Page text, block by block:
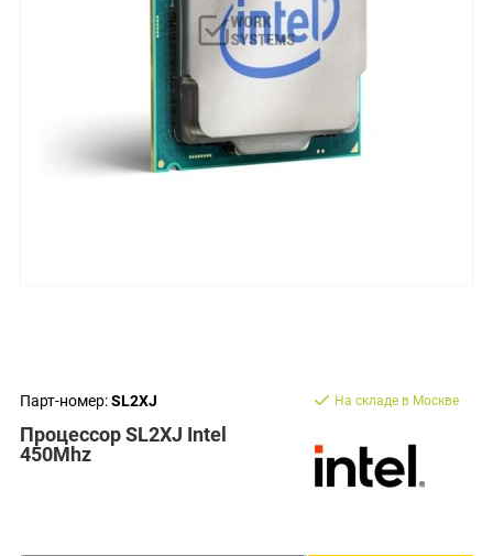
Парт-номер:SL2XJ
Процессор SL2XJ Intel
450Mhz
На складе в Москве